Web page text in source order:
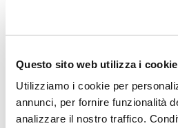
Questo sito web utilizza i cookie
Utilizziamo i cookie per
annunci, per fornire funzionalità
analizzare il nostro traffico.